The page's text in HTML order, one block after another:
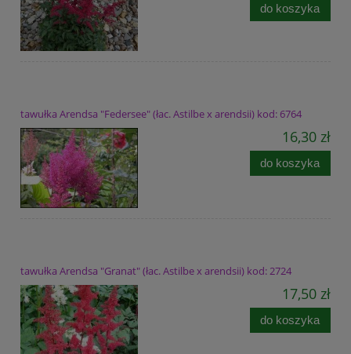
do koszyka
tawułka Arendsa "Federsee" (łac. Astilbe x arendsii) kod: 6764
16,30 zł
do koszyka
tawułka Arendsa "Granat" (łac. Astilbe x arendsii) kod: 2724
17,50 zł
do koszyka